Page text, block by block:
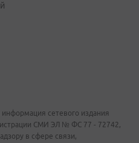
сетевого издания
СМИ ЭЛ № ФС 77 - 72742,
в сфере связи,